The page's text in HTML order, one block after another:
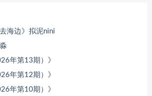
海边》拟泥nini
年第13期）》
年第12期）》
年第10期）》